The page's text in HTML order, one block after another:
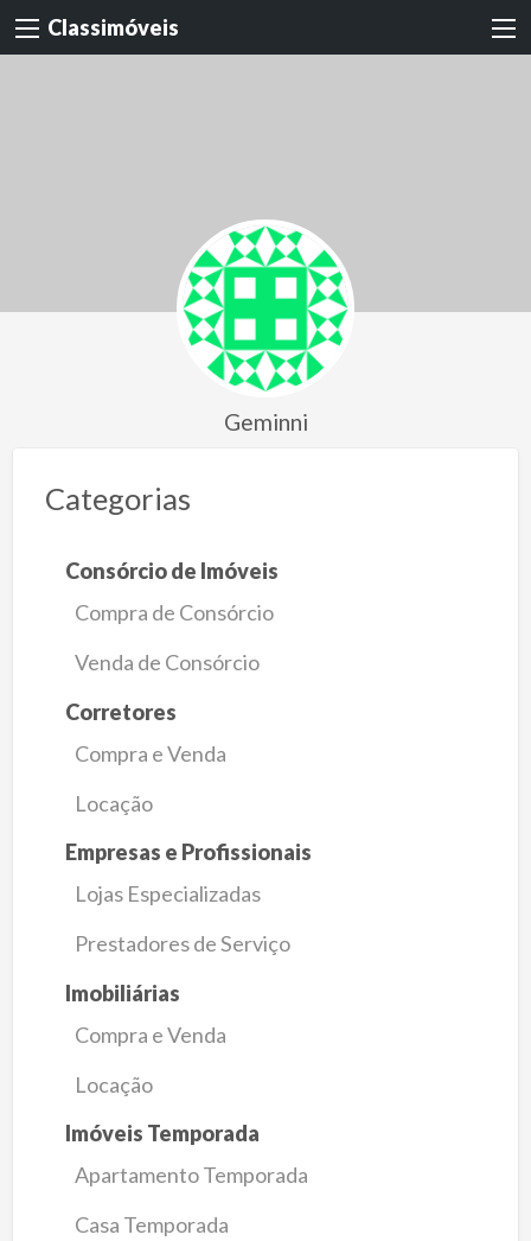
Classimóveis
Geminni
Categorias
Consórcio de Imóveis
Compra de Consórcio
Venda de Consórcio
Corretores
Compra e Venda
Locação
Empresas e Profissionais
Lojas Especializadas
Prestadores de Serviço
Imobiliárias
Compra e Venda
Locação
Imóveis Temporada
Apartamento Temporada
Casa Temporada